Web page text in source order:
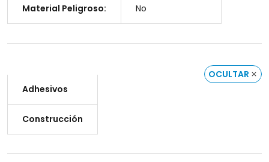
Material Peligroso: No
OCULTAR
Adhesivos
Construcción